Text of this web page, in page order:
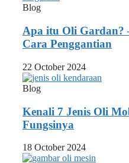
Blog
Apa itu Oli Gardan?
Cara Penggantian
22 October 2024
Blog
Kenali 7 Jenis Oli
Fungsinya
18 October 2024